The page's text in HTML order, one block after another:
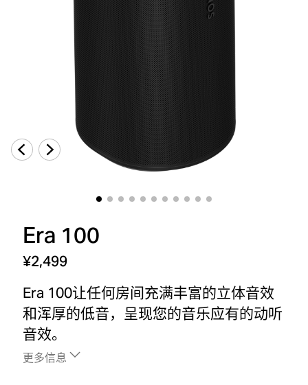
Era 100
¥2,499
Era 100让任何房间充满丰富的立体音效
和浑厚的低音，呈现您的音乐应有的动听
音效。
更多信息